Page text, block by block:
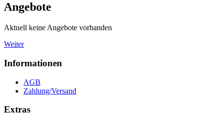
Angebote
Aktuell keine Angebote vorhanden
Weiter
Informationen
AGB
Zahlung/Versand
Extras